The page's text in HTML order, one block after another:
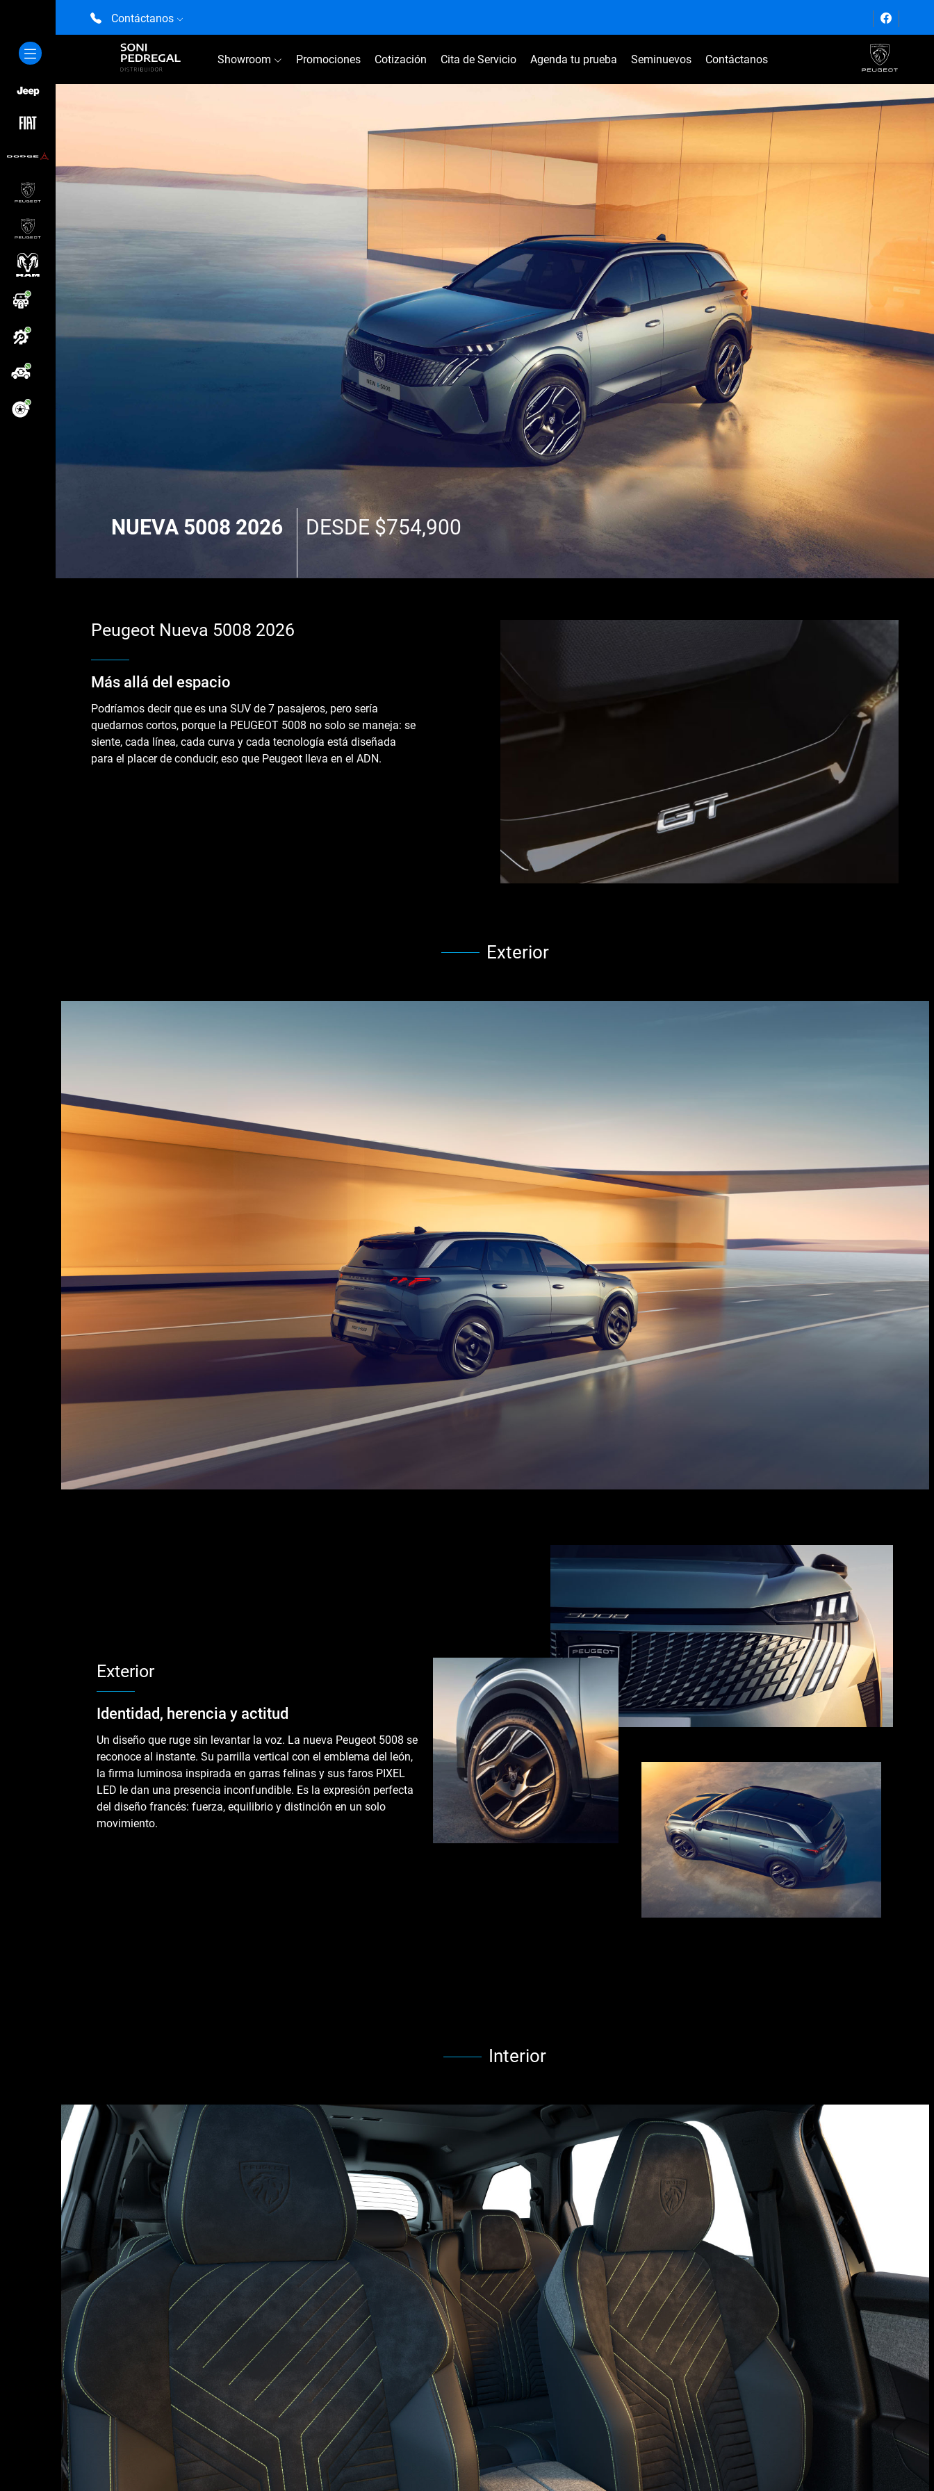
Contáctanos
Showroom Promociones Cotización Cita de Servicio Agenda tu prueba Seminuevos Contáctanos
NUEVA 5008 2026 DESDE $754,900
Peugeot Nueva 5008 2026
Más allá del espacio
Podríamos decir que es una SUV de 7 pasajeros, pero sería
quedarnos cortos, porque la PEUGEOT 5008 no solo se maneja: se
siente, cada línea, cada curva y cada tecnología está diseñada
para el placer de conducir, eso que Peugeot lleva en el ADN.
Exterior
Exterior
Identidad, herencia y actitud
Un diseño que ruge sin levantar la voz. La nueva Peugeot 5008 se
reconoce al instante. Su parrilla vertical con el emblema del león,
la firma luminosa inspirada en garras felinas y sus faros PIXEL
LED le dan una presencia inconfundible. Es la expresión perfecta
del diseño francés: fuerza, equilibrio y distinción en un solo
movimiento.
Interior